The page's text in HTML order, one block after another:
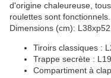
d'origine chaleureuse,
roulettes sont fonctionnels.
Dimensions (cm):
Tiroirs classiques :
Trappe secrète :
Compartiment à